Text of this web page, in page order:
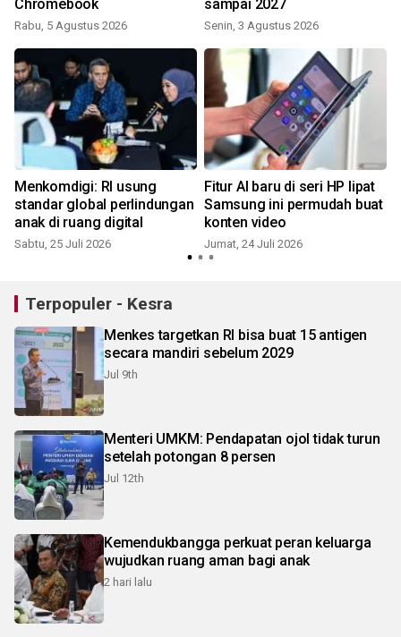
Chromebook
Rabu, 5 Agustus 2026
sampai 2027
Senin, 3 Agustus 2026
Menkomdigi: RI usung
standar global perlindungan
anak di ruang digital
Sabtu, 25 Juli 2026
Fitur AI baru di seri HP lipat
Samsung ini permudah buat
konten video
Jumat, 24 Juli 2026
Terpopuler - Kesra
Menkes targetkan RI bisa buat 15 antigen
secara mandiri sebelum 2029
Jul 9th
Menteri UMKM: Pendapatan ojol tidak turun
setelah potongan 8 persen
Jul 12th
Kemendukbangga perkuat peran keluarga
wujudkan ruang aman bagi anak
2 hari lalu